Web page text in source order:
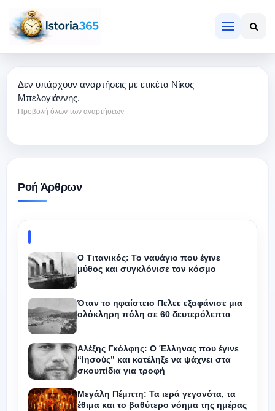
Δεν υπάρχουν αναρτήσεις με ετικέτα Νίκος
Μπελογιάννης.
Προβολή όλων των αναρτήσεων
Ροή Άρθρων
Ο Τιτανικός: Το ναυάγιο που έγινε
μύθος και συγκλόνισε τον κόσμο
Όταν το ηφαίστειο Πελεε εξαφάνισε μια
ολόκληρη πόλη σε 60 δευτερόλεπτα
Αλέξης Γκόλφης: Ο Έλληνας που έγινε
“Ιησούς” και κατέληξε να ψάχνει στα
σκουπίδια για τροφή
Μεγάλη Πέμπτη: Τα ιερά γεγονότα, τα
έθιμα και το βαθύτερο νόημα της ημέρας